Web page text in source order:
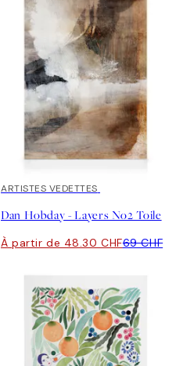
30%*
ARTISTES VEDETTES
Dan Hobday - Layers No2 Toile
À partir de 48.30 CHF69 CHF